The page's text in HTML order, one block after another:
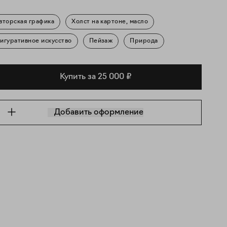
графика Холст на картоне, масло
искусство Пейзаж Природа
Купить за 25 000 ₽
Добавить оформление